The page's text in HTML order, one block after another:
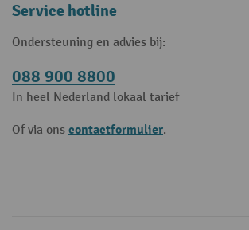
Service hotline
Ondersteuning en advies bij:
088 900 8800
In heel Nederland lokaal tarief
Of via ons contactformulier.